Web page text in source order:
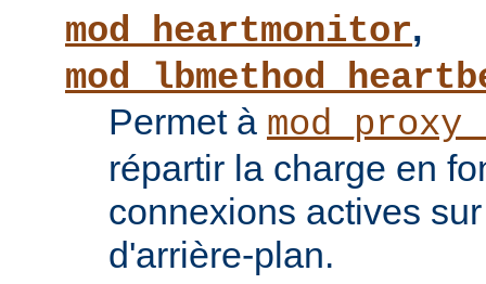
mod_heartmonitor,
Permet à
répartir la charge en
connexions actives
d'arrière-plan.